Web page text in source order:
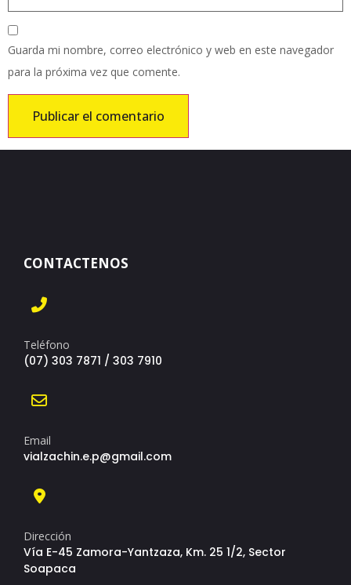
Guarda mi nombre, correo electrónico y web en este navegador
para la próxima vez que comente.
CONTACTENOS
Teléfono
(07) 303 7871 / 303 7910
Email
vialzachin.e.p@gmail.com
Dirección
Vía E-45 Zamora-Yantzaza, Km. 25 1/2, Sector
Soapaca